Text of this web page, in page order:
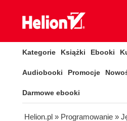
Kategorie Książki Ebooki
Audiobooki Promocje
Darmowe ebooki
Helion.pl » Programowanie »